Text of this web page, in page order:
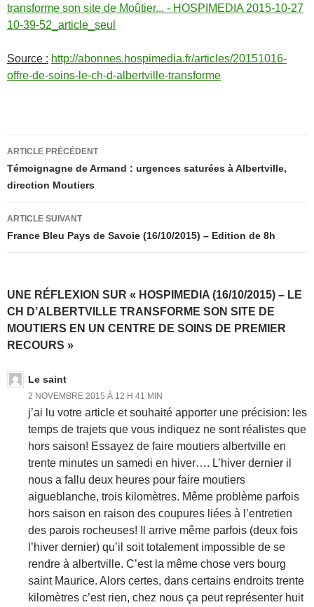
Source : http://abonnes.hospimedia.fr/articles/20151016-
offre-de-soins-le-ch-d-albertville-transforme
Navigation
des
articles
ARTICLE PRÉCÉDENT
Témoignagne de Armand : urgences saturées à Albertville,
direction Moutiers
ARTICLE SUIVANT
France Bleu Pays de Savoie (16/10/2015) – Edition de 8h
UNE RÉFLEXION SUR « HOSPIMEDIA (16/10/2015) – LE
CH D’ALBERTVILLE TRANSFORME SON SITE DE
MOUTIERS EN UN CENTRE DE SOINS DE PREMIER
RECOURS »
Le saint
2 NOVEMBRE 2015 À 12 H 41 MIN
j’ai lu votre article et souhaité apporter une précision: les
temps de trajets que vous indiquez ne sont réalistes que
hors saison! Essayez de faire moutiers albertville en
trente minutes un samedi en hiver…. L’hiver dernier il
nous a fallu deux heures pour faire moutiers
aigueblanche, trois kilomètres. Même problème parfois
hors saison en raison des coupures liées à l’entretien
des parois rocheuses! Il arrive même parfois (deux fois
l’hiver dernier) qu’il soit totalement impossible de se
rendre à albertville. C’est la même chose vers bourg
saint Maurice. Alors certes, dans certains endroits trente
kilomètres c’est rien, chez nous ça peut représenter huit